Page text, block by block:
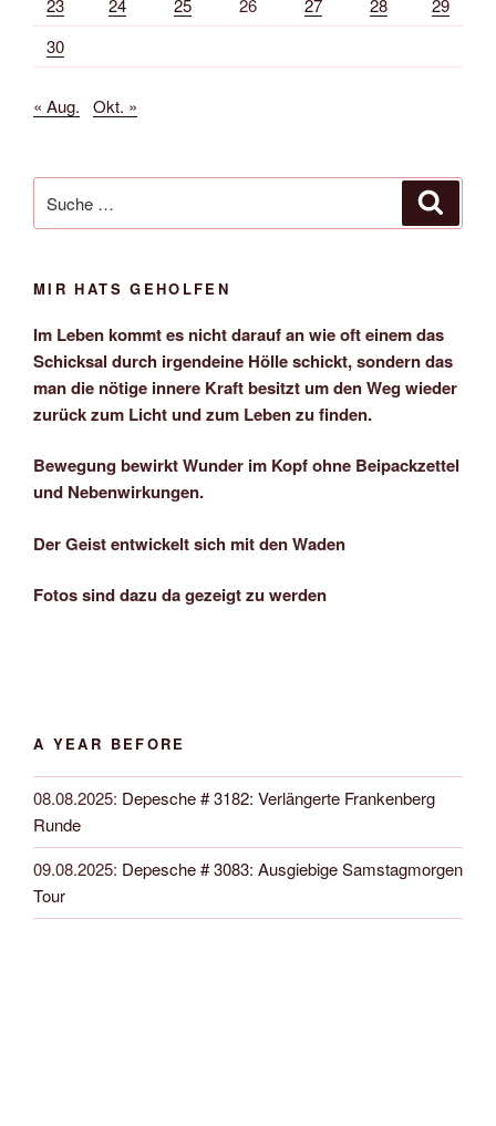
23 24 25 26 27 28
29
30
« Aug. Okt. »
nach:
MIR HATS GEHOLFEN
Im Leben kommt es nicht darauf an wie oft einem das
Schicksal durch irgendeine Hölle schickt, sondern das
man die nötige innere Kraft besitzt um den Weg wieder
zurück zum Licht und zum Leben zu finden.
Bewegung bewirkt Wunder im Kopf ohne Beipackzettel
und Nebenwirkungen.
Der Geist entwickelt sich mit den Waden
Fotos sind dazu da gezeigt zu werden
A YEAR BEFORE
08.08.2025: Depesche # 3182: Verlängerte Frankenberg
Runde
09.08.2025: Depesche # 3083: Ausgiebige Samstagmorgen
Tour